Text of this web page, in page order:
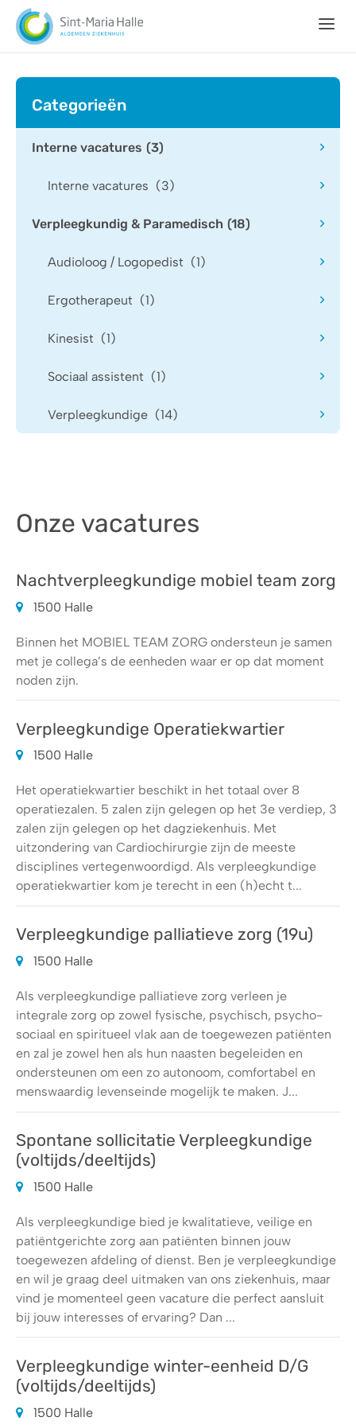
Ga naar hoofdinhoud
Vacatures
Jobstudent
Stage
Mijn
profiel
Categorieën
Interne vacatures (3)
Interne vacatures (3)
Verpleegkundig & Paramedisch (18)
Audioloog / Logopedist (1)
Ergotherapeut (1)
Kinesist (1)
Sociaal assistent (1)
Verpleegkundige (14)
Onze vacatures
Nachtverpleegkundige mobiel team zorg
1500 Halle
Binnen het MOBIEL TEAM ZORG ondersteun je samen
met je collega’s de eenheden waar er op dat moment
noden zijn.
Verpleegkundige Operatiekwartier
1500 Halle
Het operatiekwartier beschikt in het totaal over 8
operatiezalen. 5 zalen zijn gelegen op het 3e verdiep, 3
zalen zijn gelegen op het dagziekenhuis. Met
uitzondering van Cardiochirurgie zijn de meeste
disciplines vertegenwoordigd. Als verpleegkundige
operatiekwartier kom je terecht in een (h)echt t...
Verpleegkundige palliatieve zorg (19u)
1500 Halle
Als verpleegkundige palliatieve zorg verleen je
integrale zorg op zowel fysische, psychisch, psycho-
sociaal en spiritueel vlak aan de toegewezen patiënten
en zal je zowel hen als hun naasten begeleiden en
ondersteunen om een zo autonoom, comfortabel en
menswaardig levenseinde mogelijk te maken. J...
Spontane sollicitatie Verpleegkundige
(voltijds/deeltijds)
1500 Halle
Als verpleegkundige bied je kwalitatieve, veilige en
patiëntgerichte zorg aan patiënten binnen jouw
toegewezen afdeling of dienst. Ben je verpleegkundige
en wil je graag deel uitmaken van ons ziekenhuis, maar
vind je momenteel geen vacature die perfect aansluit
bij jouw interesses of ervaring? Dan ...
Verpleegkundige winter-eenheid D/G
(voltijds/deeltijds)
1500 Halle